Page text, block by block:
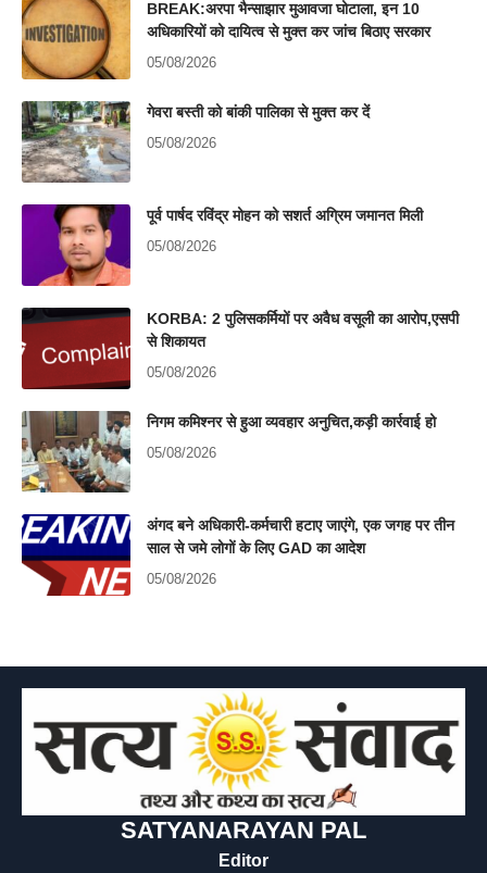
BREAK:अरपा भैन्साझार मुआवजा घोटाला, इन 10
अधिकारियों को दायित्व से मुक्त कर जांच बिठाए सरकार
05/08/2026
गेवरा बस्ती को बांकी पालिका से मुक्त कर दें
05/08/2026
पूर्व पार्षद रविंद्र मोहन को सशर्त अग्रिम जमानत मिली
05/08/2026
KORBA: 2 पुलिसकर्मियों पर अवैध वसूली का आरोप,एसपी
से शिकायत
05/08/2026
निगम कमिश्नर से हुआ व्यवहार अनुचित,कड़ी कार्रवाई हो
05/08/2026
अंगद बने अधिकारी-कर्मचारी हटाए जाएंगे, एक जगह पर तीन
साल से जमे लोगों के लिए GAD का आदेश
05/08/2026
SATYANARAYAN PAL
Editor